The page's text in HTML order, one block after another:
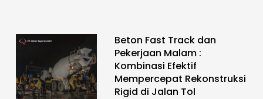
Beton Fast Track dan
Pekerjaan Malam :
Kombinasi Efektif
Mempercepat Rekonstruksi
Rigid di Jalan Tol